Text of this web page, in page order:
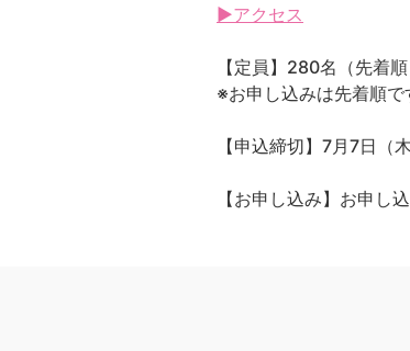
▶アクセス
【定員】280名（先着順
※お申し込みは先着順で
【申込締切】7月7日（
【お申し込み】お申し